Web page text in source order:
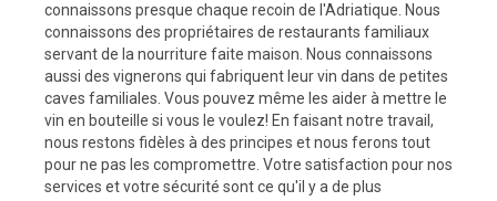
connaissons presque chaque recoin de l'Adriatique. Nous
connaissons des propriétaires de restaurants familiaux
servant de la nourriture faite maison. Nous connaissons
aussi des vignerons qui fabriquent leur vin dans de petites
caves familiales. Vous pouvez même les aider à mettre le
vin en bouteille si vous le voulez! En faisant notre travail,
nous restons fidèles à des principes et nous ferons tout
pour ne pas les compromettre. Votre satisfaction pour nos
services et votre sécurité sont ce qu'il y a de plus